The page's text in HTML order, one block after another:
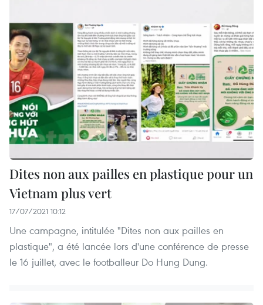
Dites non aux pailles en plastique pour un
Vietnam plus vert ​
17/07/2021 10:12
Une campagne, intitulée "Dites non aux pailles en
plastique", a été lancée lors d'une conférence de presse
le 16 juillet, avec le footballeur Do Hung Dung.